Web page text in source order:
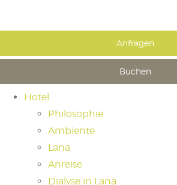
Anfragen
Buchen
Hotel
Philosophie
Ambiente
Lana
Anreise
Dialyse in Lana